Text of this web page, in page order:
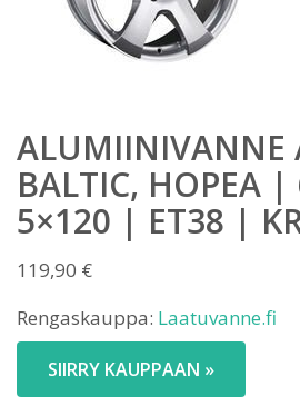
ALUMIINIVANNE
BALTIC, HOPEA
5×120 | ET38 |
119,90 €
Rengaskauppa: Laatuvanne.fi
SIIRRY KAUPPAAN »